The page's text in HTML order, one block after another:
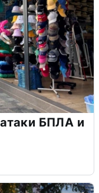
БПЛА и